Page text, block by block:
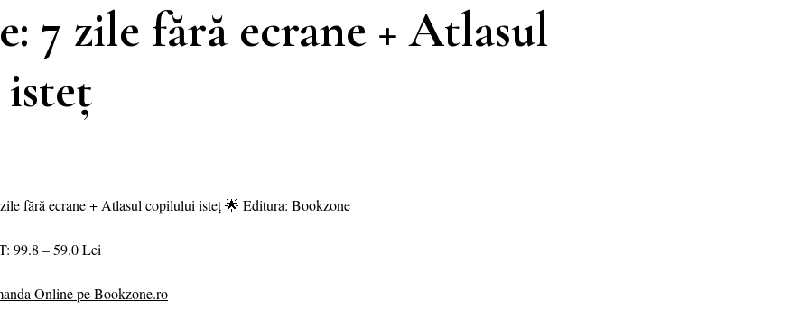
7 zile fără ecrane + Atlasul
fără ecrane + Atlasul copilului isteț 🌟 Editura: Bookzone
99.8– 59.0 Lei
Online pe Bookzone.ro